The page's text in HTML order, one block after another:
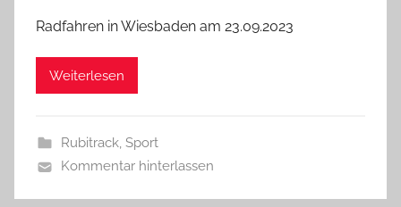
Radfahren in Wiesbaden am 23.09.2023
Weiterlesen
Rubitrack, Sport
Kommentar hinterlassen